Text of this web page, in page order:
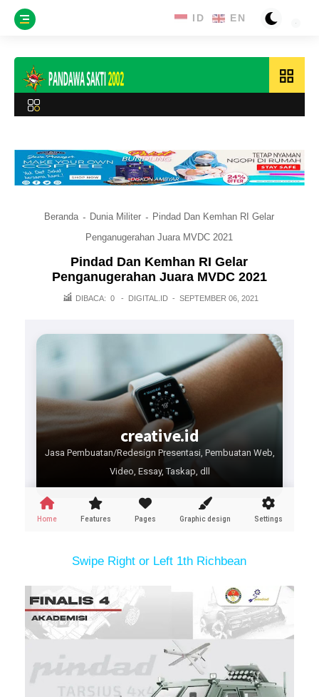
grid_view
Beranda Dunia Militer
Pindad Dan Kemhan RI Gelar
Penganugerahan Juara MVDC 2021
Pindad Dan Kemhan RI Gelar
Penganugerahan Juara MVDC 2021
DIBACA: 0 - DIGITAL.ID - SEPTEMBER 06, 2021
Swipe Right or Left 1th Richbean
1 / 4